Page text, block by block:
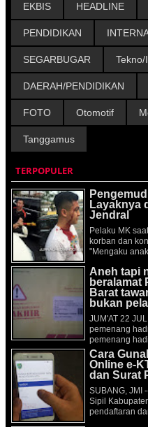
EKBIS HEADLINE
PENDIDIKAN
SEGARBUGAR
DAERAH/PENDIDIKAN
FOTO Otomotif
Tanggamus
TERPOPULER
Layaknya
Jendral
Pelaku MK
korban dan
"Mengaku anak
Aneh tapi
beralamat
Barat
bukan
JUM'AT 22
pemenang
pemenang
Cara
Online e-
dan Surat
SUBANG, JMI
Sipil
pendaftaran